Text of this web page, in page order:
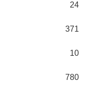
24
371
10
780